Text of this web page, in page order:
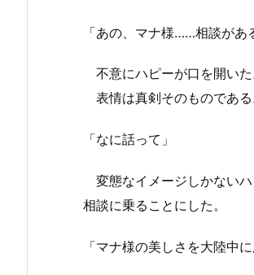
「あの、マナ様……相談があ
不意にハピーが口を開いた
表情は真剣そのものである
「なに話って」
変態なイメージしかない
相談に乗ることにした。
「マナ様の美しさを大陸中